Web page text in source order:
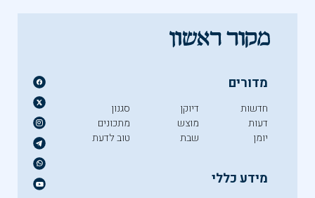
מדורים
חדשות
דעות
יומן
דיוקן
מוצש
שבת
סגנון
מתכונים
טוב לדעת
מידע כללי